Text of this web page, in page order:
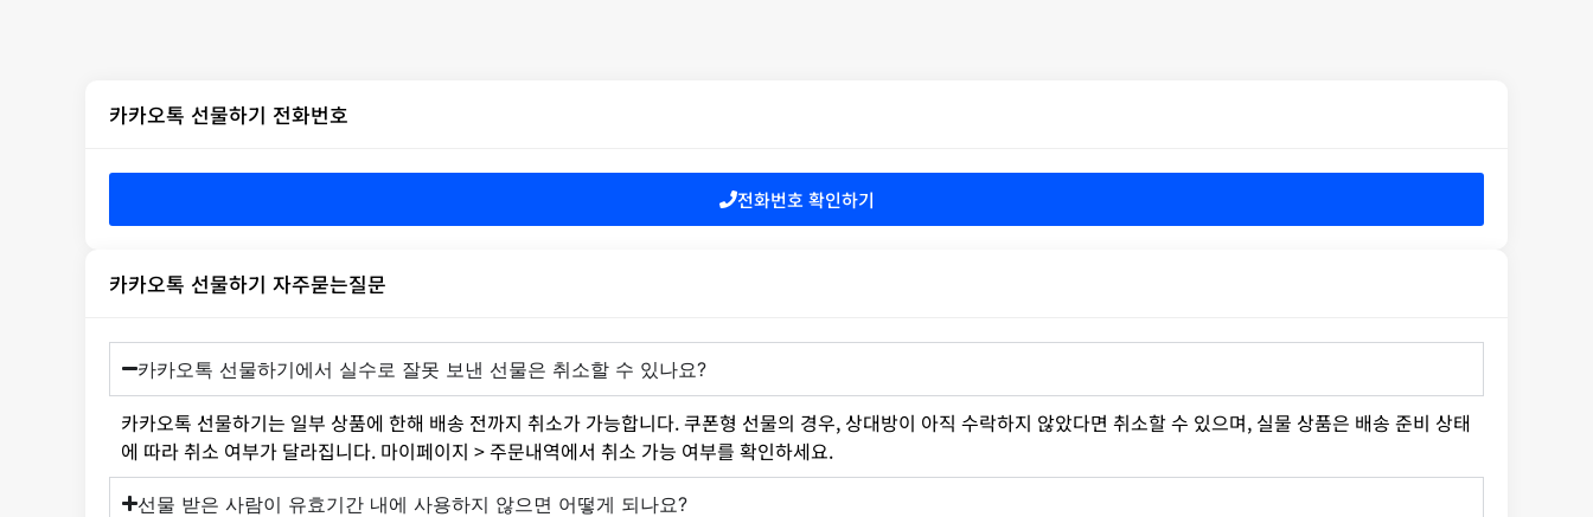
카카오톡 선물하기 전화번호
전화번호 확인하기
카카오톡 선물하기 자주묻는질문
카카오톡 선물하기에서 실수로 잘못 보낸 선물은 취소할 수 있나요?
카카오톡 선물하기는 일부 상품에 한해 배송 전까지 취소가 가능합니다. 쿠폰형 선물의 경우, 상대방이 아직 수락하지 않았다면 취소할 수 있으며, 실물 상품은 배송 준비 상태
에 따라 취소 여부가 달라집니다. 마이페이지 > 주문내역에서 취소 가능 여부를 확인하세요.
선물 받은 사람이 유효기간 내에 사용하지 않으면 어떻게 되나요?